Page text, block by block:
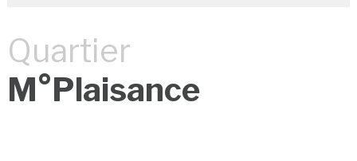
Quartier
M°Plaisance